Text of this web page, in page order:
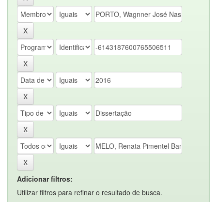
Adicionar filtros:
Utilizar filtros para refinar o resultado de busca.